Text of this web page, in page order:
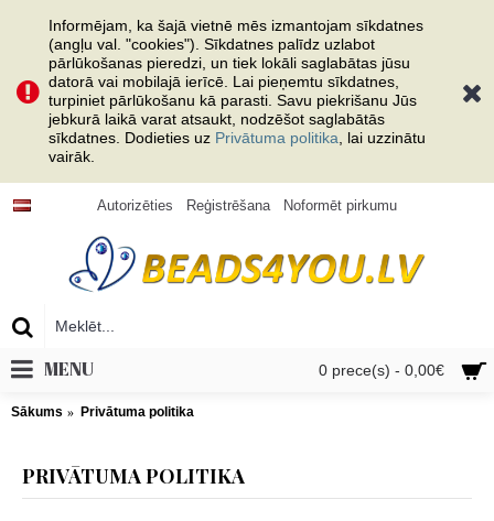
Informējam, ka šajā vietnē mēs izmantojam sīkdatnes
(angļu val. "cookies"). Sīkdatnes palīdz uzlabot
pārlūkošanas pieredzi, un tiek lokāli saglabātas jūsu
datorā vai mobilajā ierīcē. Lai pieņemtu sīkdatnes,
turpiniet pārlūkošanu kā parasti. Savu piekrišanu Jūs
jebkurā laikā varat atsaukt, nodzēšot saglabātās
sīkdatnes. Dodieties uz Privātuma politika , lai uzzinātu
vairāk.
Autorizēties Reģistrēšana Noformēt pirkumu
0 prece(s) - 0,00€
MENU
Sākums Privātuma politika
PRIVĀTUMA POLITIKA